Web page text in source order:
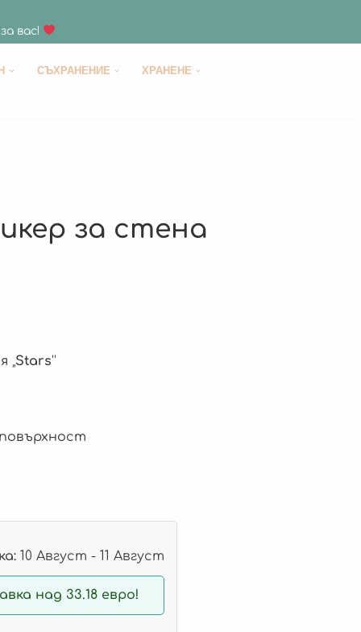
вас!
СЪХРАНЕНИЕ
ХРАНЕНЕ
за стена
„Stars“
10 Август - 11 Август
над 33.18 евро!